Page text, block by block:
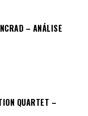
– ANÁLISE
QUARTET –